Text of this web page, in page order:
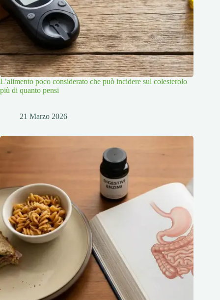
L’alimento poco considerato che può incidere sul colesterolo
più di quanto pensi
21 Marzo 2026